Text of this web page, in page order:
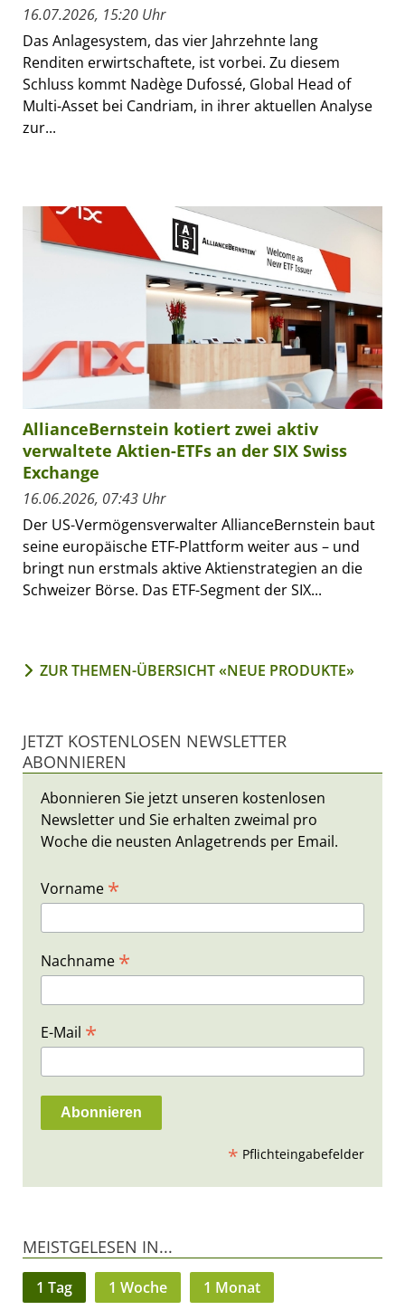
16.07.2026, 15:20 Uhr
Das Anlagesystem, das vier Jahrzehnte lang
Renditen erwirtschaftete, ist vorbei. Zu diesem
Schluss kommt Nadège Dufossé, Global Head of
Multi-Asset bei Candriam, in ihrer aktuellen Analyse
zur...
AllianceBernstein kotiert zwei aktiv
verwaltete Aktien-ETFs an der SIX Swiss
Exchange
16.06.2026, 07:43 Uhr
Der US-Vermögensverwalter AllianceBernstein baut
seine europäische ETF-Plattform weiter aus – und
bringt nun erstmals aktive Aktienstrategien an die
Schweizer Börse. Das ETF-Segment der SIX...
ZUR THEMEN-ÜBERSICHT «NEUE PRODUKTE»
JETZT KOSTENLOSEN NEWSLETTER
ABONNIEREN
Abonnieren Sie jetzt unseren kostenlosen
Newsletter und Sie erhalten zweimal pro
Woche die neusten Anlagetrends per Email.
Vorname *
Nachname *
E-Mail *
* Pflichteingabefelder
MEISTGELESEN IN...
1 Tag 1 Woche 1 Monat